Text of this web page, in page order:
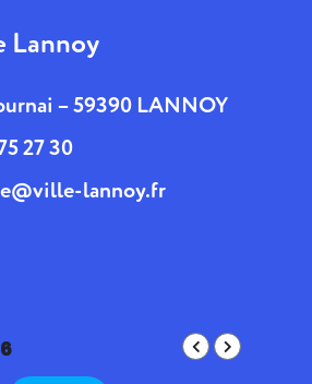
Lannoy
– 59390 LANNOY
27 30
lannoy.fr